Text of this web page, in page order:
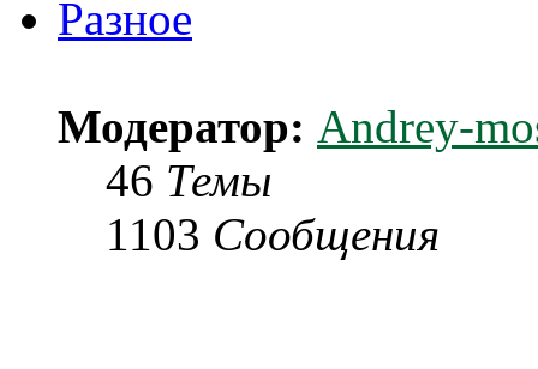
Разное
Модератор: Andrey-
46 Темы
1103 Сообщения